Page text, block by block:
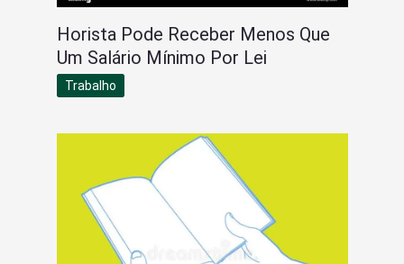
Horista Pode Receber Menos Que
Um Salário Mínimo Por Lei
Trabalho